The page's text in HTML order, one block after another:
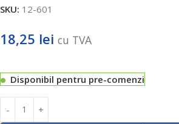
SKU: 12-601
18,25 lei cu TVA
Disponibil pentru pre-comenzi